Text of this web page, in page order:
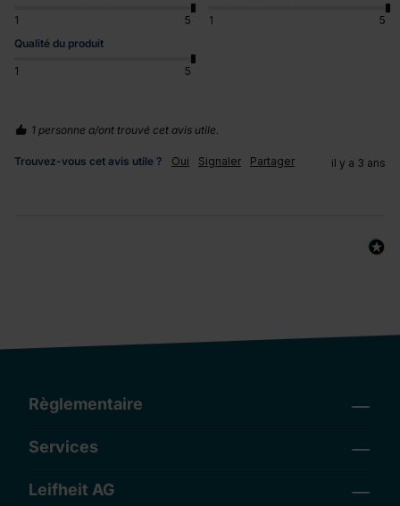
1 5 1
5
Qualité du produit
1 5
1 personne a/ont trouvé cet avis utile.
Trouvez-vous cet avis utile ? Oui Signaler Partager il y a 3 ans
Règlementaire
Services
Leifheit AG